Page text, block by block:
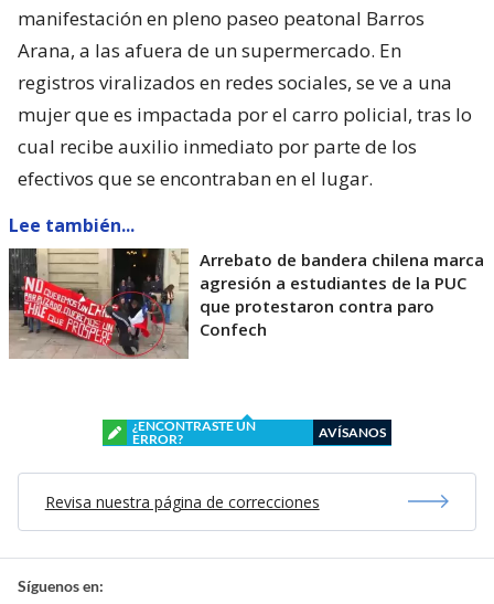
manifestación en pleno paseo peatonal Barros
Arana, a las afuera de un supermercado. En
registros viralizados en redes sociales, se ve a una
mujer que es impactada por el carro policial, tras lo
cual recibe auxilio inmediato por parte de los
efectivos que se encontraban en el lugar.
Lee también...
Arrebato de bandera chilena marca
agresión a estudiantes de la PUC
que protestaron contra paro
Confech
¿ENCONTRASTE UN
ERROR?
AVÍSANOS
Revisa nuestra página de correcciones
Síguenos en: